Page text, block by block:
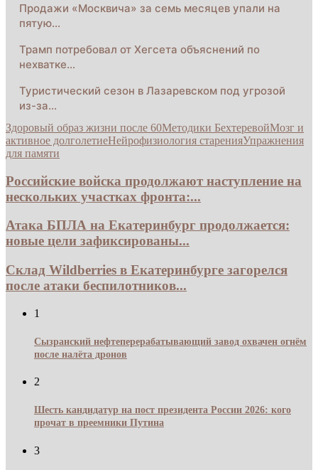
Продажи «Москвича» за семь месяцев упали на
пятую…
Трамп потребовал от Хегсета объяснений по
нехватке…
Туристический сезон в Лазаревском под угрозой
из-за…
Здоровый образ жизни после 60Методики БехтеревойМозг и
активное долголетиеНейрофизиология старенияУпражнения
для памяти
Российские войска продолжают наступление на
нескольких участках фронта:...
Атака БПЛА на Екатеринбург продолжается:
новые цели зафиксированы...
Склад Wildberries в Екатеринбурге загорелся
после атаки беспилотников...
1
Сызранский нефтеперерабатывающий завод охвачен огнём
после налёта дронов
2
Шесть кандидатур на пост президента России 2026: кого
прочат в преемники Путина
3